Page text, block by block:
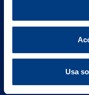
Usa
FAQ
Altre informazioni